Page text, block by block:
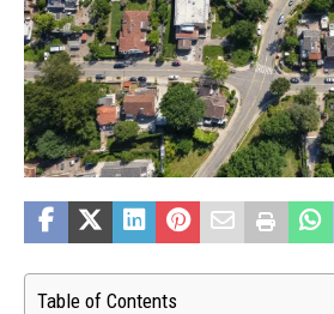
Table of Contents